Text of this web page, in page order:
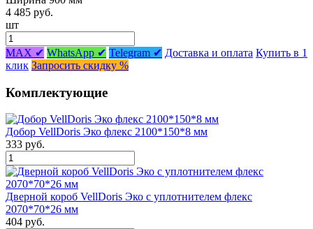
4 485 руб.
шт
MAX ✔ WhatsApp ✔ Telegram ✔ Доставка и оплата Купить в 1
клик Запросить скидку %
Комплектующие
Добор VellDoris Эко флекс 2100*150*8 мм
333 руб.
Дверной короб VellDoris Эко с уплотнителем флекс
2070*70*26 мм
404 руб.